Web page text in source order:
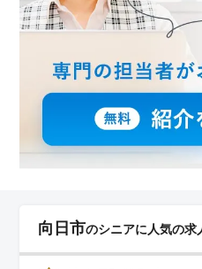
向日市のシニアに人気の求